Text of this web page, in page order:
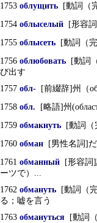
1753 облущить [動詞（
1754 облыселый [形容
1755 облысеть [動詞（
1756 облюбовать [動詞
び出す
1757 обл- [前綴辞]州（
1758 обл. [略語]州
1759 обмакнуть [動詞
1760 обман [男性名詞]
1761 обманный [形容
ーツで）...
1762 обмануть [動詞（
る；嘘を言う
1763 обмануться [動詞